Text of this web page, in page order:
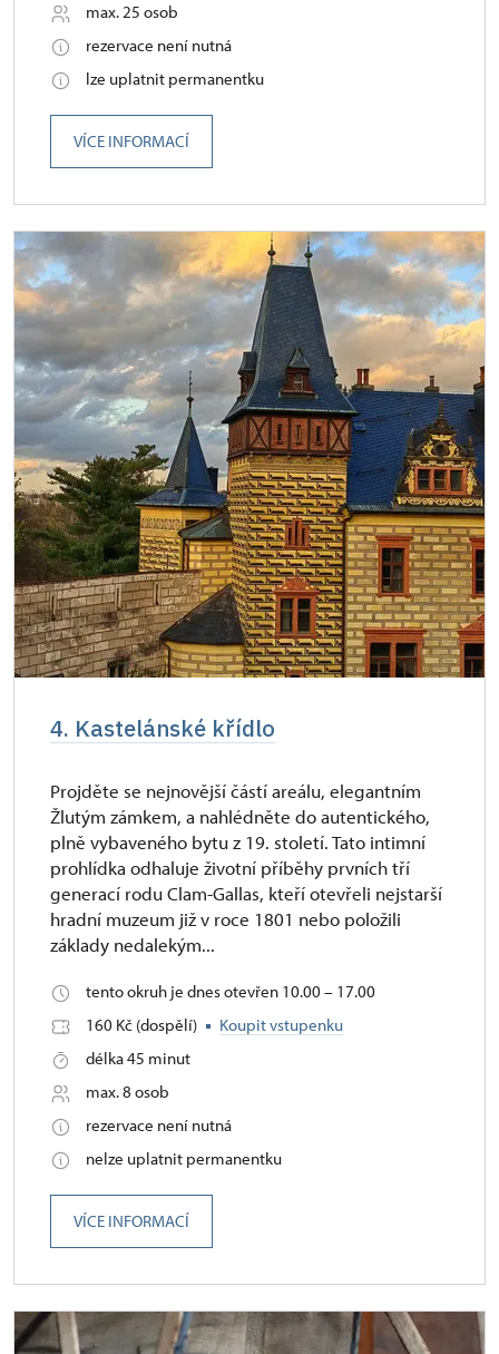
max. 25 osob
rezervace není nutná
lze uplatnit permanentku
VÍCE INFORMACÍ
4. Kastelánské křídlo
Projděte se nejnovější částí areálu, elegantním
Žlutým zámkem, a nahlédněte do autentického,
plně vybaveného bytu z 19. století. Tato intimní
prohlídka odhaluje životní příběhy prvních tří
generací rodu Clam-Gallas, kteří otevřeli nejstarší
hradní muzeum již v roce 1801 nebo položili
základy nedalekým...
tento okruh je dnes otevřen 10.00 – 17.00
160 Kč (dospělí)
Koupit vstupenku
délka 45 minut
max. 8 osob
rezervace není nutná
nelze uplatnit permanentku
VÍCE INFORMACÍ